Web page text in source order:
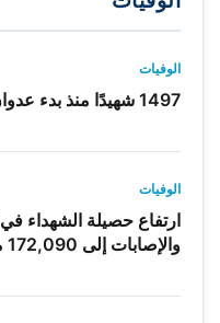
الوفيات
1497 شهيدًا منذ بدء عدوان الاحتلال على لبنان
الوفيات
والإصابات إلى 172,090 منذ بدء العدوان